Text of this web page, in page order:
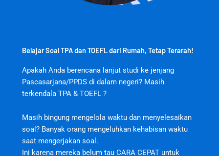
Belajar Soal TPA dan TOEFL dari Rumah, Tetap Terarah!
Apakah Anda berencana lanjut studi ke jenjang
Pascasarjana/PPDS di dalam negeri? Masih
terkendala TPA & TOEFL ?
Masih bingung mengelola waktu dan menyelesaikan
soal? Banyak orang mengeluhkan kehabisan waktu
saat mengerjakan soal.
Ini karena mereka belum tau CARA CEPAT untuk